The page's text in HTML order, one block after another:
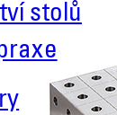
stolů